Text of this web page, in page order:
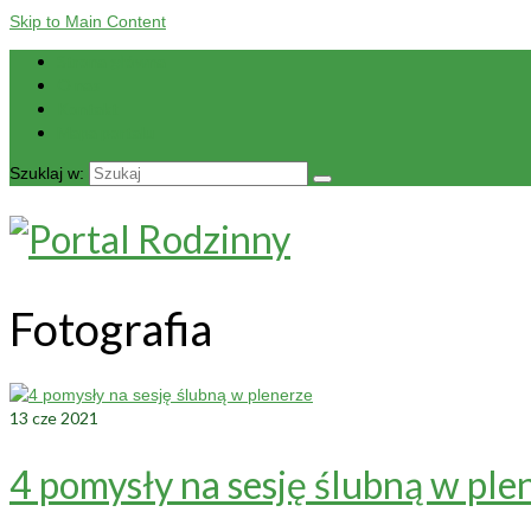
Skip to Main Content
Szuklaj w:
Fotografia
13 cze 2021
4 pomysły na sesję ślubną w